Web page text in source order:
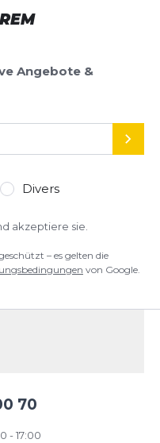
– es gelten die
Angebote &
Divers
akzeptiere sie.
– es gelten die
von Google.
70
- 17:00